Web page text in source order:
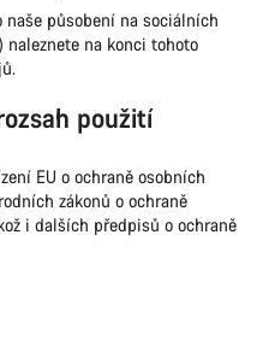
působení na sociálních
na konci tohoto
použití
EU o ochraně osobních
zákonů o ochraně
i dalších předpisů o ochraně